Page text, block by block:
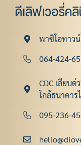
ดีเลิฟเวอรี่ค
พาซิโอทาว
064-424-
CDC เลียบ
ใกล้ธนาคา
095-236-